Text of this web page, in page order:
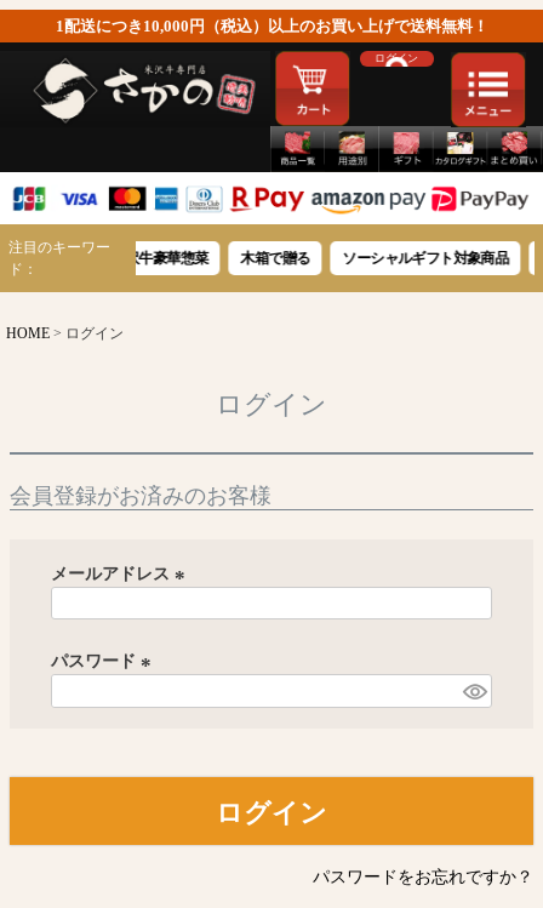
1配送につき10,000円（税込）以上のお買い上げで送料無料！
ログイン
注目のキーワー
ド：
ロイン 米沢牛豪華惣菜 木箱で贈る ソーシャルギフト対象商品
HOME ログイン
ログイン
会員登録がお済みのお客様
メールアドレス
パスワード
ログイン
パスワードをお忘れですか？